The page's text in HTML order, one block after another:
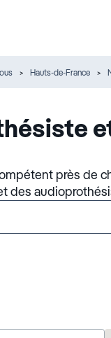
Hauts-de-France
près de
des